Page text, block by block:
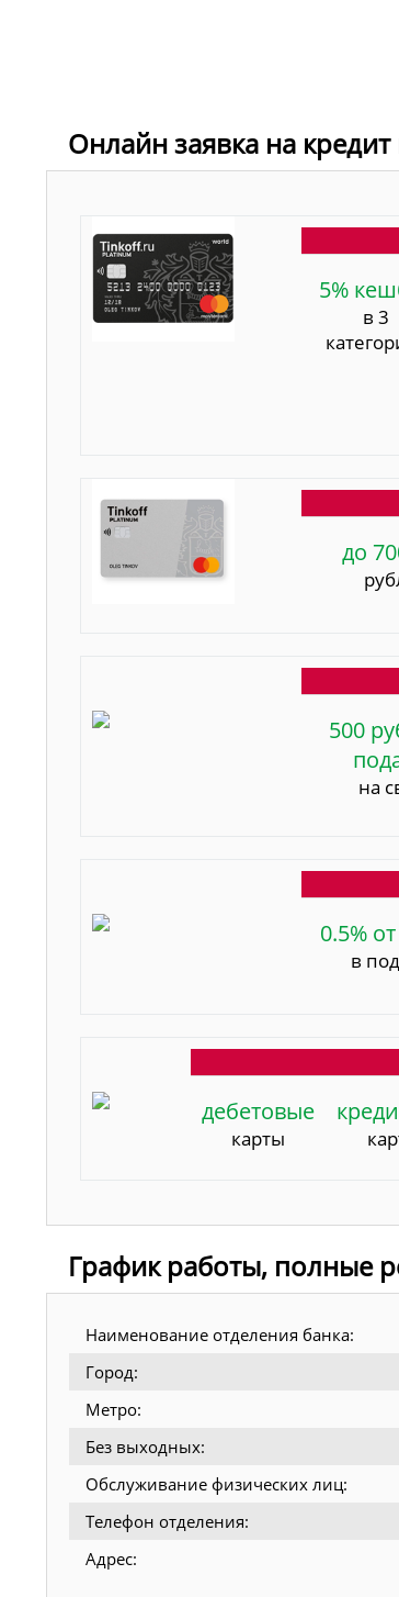
Онлайн заявка на
5%
в 3
до
500
на
0.5%
в
дебетовые
карты
График работы, полные
Наименование отделения банка:
Город:
Метро:
Без выходных:
Обслуживание физических лиц:
Телефон отделения:
Адрес: